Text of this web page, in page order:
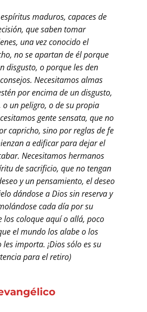
maduros, capaces de
que saben tomar
una vez conocido el
no se apartan de él porque
disgusto, o porque les den
Necesitamos almas
por encima de un disgusto,
o un peligro, o de su propia
gente sensata, que no
capricho, sino por reglas de fe
a edificar para dejar el
Necesitamos hermanos
de sacrificio, que no tengan
y un pensamiento, el deseo
dándose a Dios sin reserva y
cada día por su
los coloque aquí o allá, poco
el mundo los alabe o los
importa. ¡Dios sólo es su
para el retiro)